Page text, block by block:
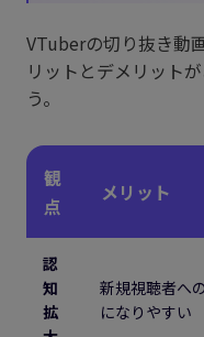
VTuberの切り抜き動
リットとデメリット
う。
観
点
メリット
認
知
拡
新規視聴者へ
になりやすい